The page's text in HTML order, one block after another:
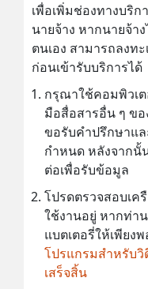
เพื่อเพิ่มช่องทางบริ
นายจ้าง หากนายจ้า
ตนเอง สามารถลงท
ก่อนเข้ารับบริการได้
กรุณาใช้คอมพิวเ
มือสื่อสารอื่น ๆ ขอ
ขอรับคำปรึกษาแ
กำหนด หลังจากนั้
ต่อเพื่อรับข้อมูล
โปรดตรวจสอบเค
ใช้งานอยู่ หากท่า
แบตเตอรี่ให้เพียง
โปรแกรมสำหรับ
เสร็จสิ้น